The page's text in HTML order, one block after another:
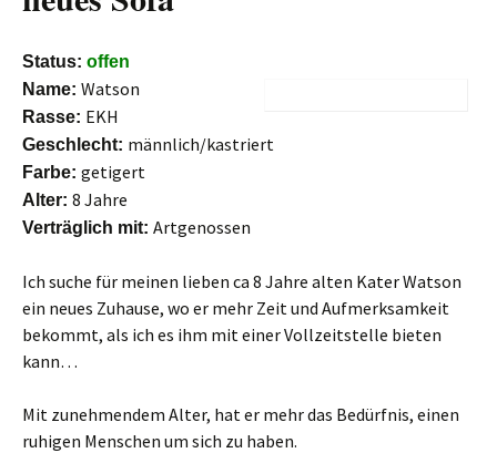
Status: offen
Name: Watson
Rasse: EKH
Geschlecht: männlich/kastriert
Farbe: getigert
Alter: 8 Jahre
Verträglich mit: Artgenossen
Ich suche für meinen lieben ca 8 Jahre alten Kater Watson
ein neues Zuhause, wo er mehr Zeit und Aufmerksamkeit
bekommt, als ich es ihm mit einer Vollzeitstelle bieten
kann…
Mit zunehmendem Alter, hat er mehr das Bedürfnis, einen
ruhigen Menschen um sich zu haben.